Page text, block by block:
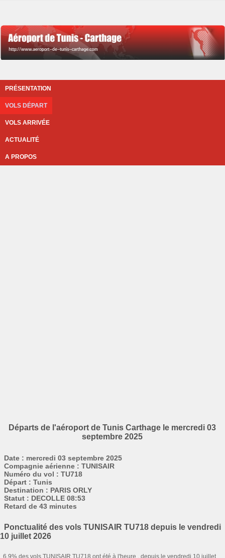
PRÉSENTATION
VOLS DÉPART
VOLS ARRIVÉE
ACTUALITÉ
A PROPOS
Départs de l'aéroport de Tunis Carthage le mercredi 03
septembre 2025
Date : mercredi 03 septembre 2025
Compagnie aérienne : TUNISAIR
Numéro du vol : TU718
Départ : Tunis
Destination : PARIS ORLY
Statut : DECOLLE 08:53
Retard de 43 minutes
Ponctualité des vols TUNISAIR TU718 depuis le vendredi
10 juillet 2026
6.9% des vols TUNISAIR TU718 ont été à l'heure , depuis le vendredi 10 juillet